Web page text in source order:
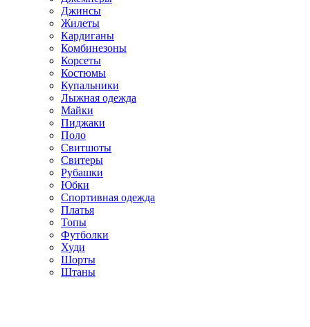
Джинсы
Жилеты
Кардиганы
Комбинезоны
Корсеты
Костюмы
Купальники
Лыжная одежда
Майки
Пиджаки
Поло
Свитшоты
Свитеры
Рубашки
Юбки
Спортивная одежда
Платья
Топы
Футболки
Худи
Шорты
Штаны